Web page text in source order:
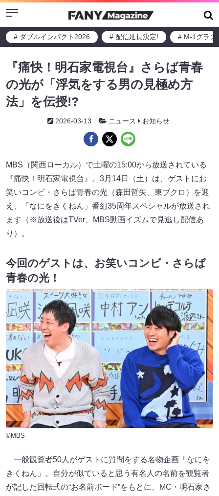
Menu
# ダブルインパクト2026 # 配信延長決定! # M-1グラン
『痛快！明石家電視台』さらば青春
の光が「浮気をする男の見極め方
法」を伝授!?
2026-03-13 ニュース お知らせ
MBS（関西ローカル）で土曜の15:00から放送されている
『痛快！明石家電視台』。3月14日（土）は、ゲストにお
笑いコンビ・さらば青春の光（森田哲矢、東ブクロ）を迎
え、「なにをきくねん」番組35周年スペシャルが放送され
ます（※放送後はTVer、MBS動画イズムで見逃し配信あ
り）。
今回のゲストは、お笑いコンビ・さらば
青春の光！
©MBS
一般観覧者50人がゲストに質問をする名物企画「なにを
きくねん」。自分が似ていると思う有名人の名前を観覧者
が記した回転式の“お名前ボード”をもとに、MC・明石家さ